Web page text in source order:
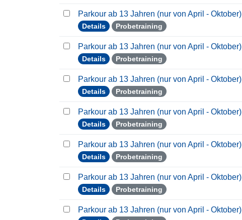
Parkour ab 13 Jahren (nur von April - Oktober)
Details Probetraining
Parkour ab 13 Jahren (nur von April - Oktober)
Details Probetraining
Parkour ab 13 Jahren (nur von April - Oktober)
Details Probetraining
Parkour ab 13 Jahren (nur von April - Oktober)
Details Probetraining
Parkour ab 13 Jahren (nur von April - Oktober)
Details Probetraining
Parkour ab 13 Jahren (nur von April - Oktober)
Details Probetraining
Parkour ab 13 Jahren (nur von April - Oktober)